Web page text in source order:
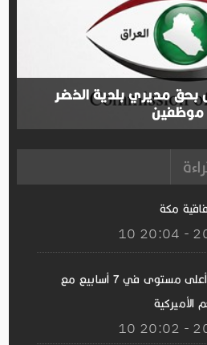
بحق مديري بلدية الخضر
موظفين
مكة
الذهب يتراجع عن أعلى مستوى في 7 أسابيع مع
الأميركية